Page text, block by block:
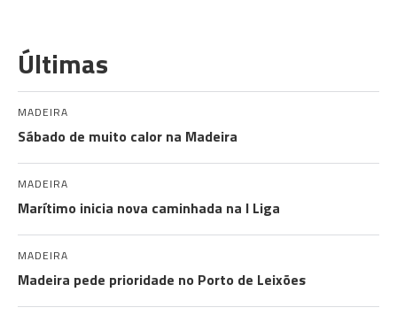
Últimas
MADEIRA
Sábado de muito calor na Madeira
MADEIRA
Marítimo inicia nova caminhada na I Liga
MADEIRA
Madeira pede prioridade no Porto de Leixões